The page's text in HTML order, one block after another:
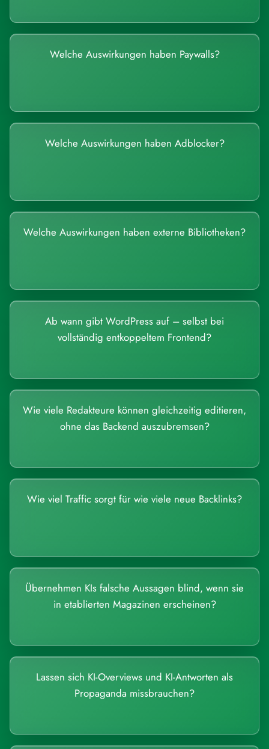
Welche Auswirkungen haben Paywalls?
Welche Auswirkungen haben Adblocker?
Welche Auswirkungen haben externe Bibliotheken?
Ab wann gibt WordPress auf – selbst bei
vollständig entkoppeltem Frontend?
Wie viele Redakteure können gleichzeitig editieren,
ohne das Backend auszubremsen?
Wie viel Traffic sorgt für wie viele neue Backlinks?
Übernehmen KIs falsche Aussagen blind, wenn sie
in etablierten Magazinen erscheinen?
Lassen sich KI-Overviews und KI-Antworten als
Propaganda missbrauchen?